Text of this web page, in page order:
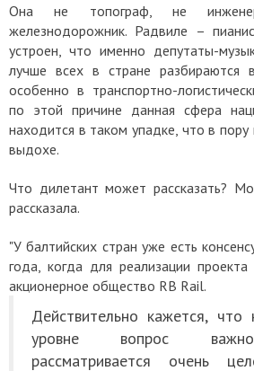
Она не топограф, не
железнодорожник. Радвиле –
устроен, что именно депутаты-
лучше всех в стране разбираются
особенно в транспортно-
по этой причине данная сфера
находится в таком упадке, что в
выдохе.
Что дилетант может рассказать?
рассказала.
"У балтийских стран уже есть
года, когда для реализации
акционерное общество RB Rail.
Действительно кажется, что
уровне вопрос
рассматривается очень